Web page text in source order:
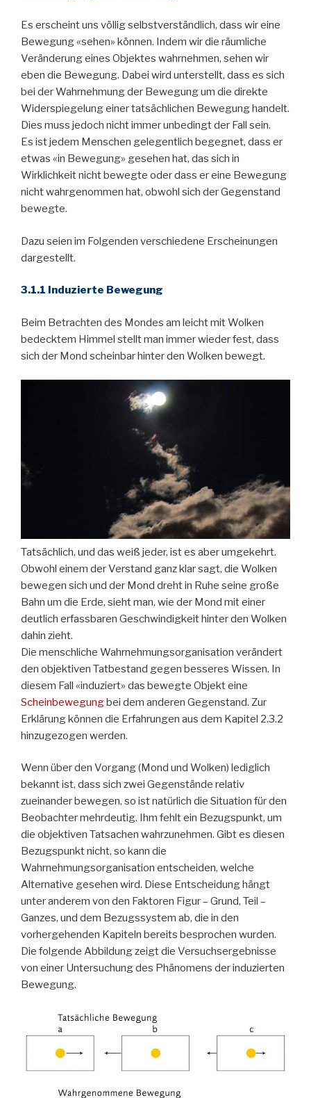
Es erscheint uns völlig selbstverständlich, dass wir eine
Bewegung «sehen» können. Indem wir die räumliche
Veränderung eines Objektes wahrnehmen, sehen wir
eben die Bewegung. Dabei wird unterstellt, dass es sich
bei der Wahrnehmung der Bewegung um die direkte
Widerspiegelung einer tatsächlichen Bewegung handelt.
Dies muss jedoch nicht immer unbedingt der Fall sein.
Es ist jedem Menschen gelegentlich begegnet, dass er
etwas «in Bewegung» gesehen hat, das sich in
Wirklichkeit nicht bewegte oder dass er eine Bewegung
nicht wahrgenommen hat, obwohl sich der Gegenstand
bewegte.
Dazu seien im Folgenden verschiedene Erscheinungen
dargestellt.
3.1.1 Induzierte Bewegung
Beim Betrachten des Mondes am leicht mit Wolken
bedecktem Himmel stellt man immer wieder fest, dass
sich der Mond scheinbar hinter den Wolken bewegt.
Tatsächlich, und das weiß jeder, ist es aber umgekehrt.
Obwohl einem der Verstand ganz klar sagt, die Wolken
bewegen sich und der Mond dreht in Ruhe seine große
Bahn um die Erde, sieht man, wie der Mond mit einer
deutlich erfassbaren Geschwindigkeit hinter den Wolken
dahin zieht.
Die menschliche Wahrnehmungsorganisation verändert
den objektiven Tatbestand gegen besseres Wissen. In
diesem Fall «induziert» das bewegte Objekt eine
Scheinbewegungbei dem anderen Gegenstand. Zur
Erklärung können die Erfahrungen aus dem Kapitel 2.3.2
hinzugezogen werden.
Wenn über den Vorgang (Mond und Wolken) lediglich
bekannt ist, dass sich zwei Gegenstände relativ
zueinander bewegen, so ist natürlich die Situation für den
Beobachter mehrdeutig. Ihm fehlt ein Bezugspunkt, um
die objektiven Tatsachen wahrzunehmen. Gibt es diesen
Bezugspunkt nicht, so kann die
Wahrnehmungsorganisation entscheiden, welche
Alternative gesehen wird. Diese Entscheidung hängt
unter anderem von den Faktoren Figur – Grund, Teil –
Ganzes, und dem Bezugssystem ab, die in den
vorhergehenden Kapiteln bereits besprochen wurden.
Die folgende Abbildung zeigt die Versuchsergebnisse
von einer Untersuchung des Phänomens der induzierten
Bewegung.